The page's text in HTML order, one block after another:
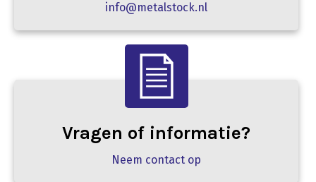
info@metalstock.nl
Vragen of informatie?
Neem contact op